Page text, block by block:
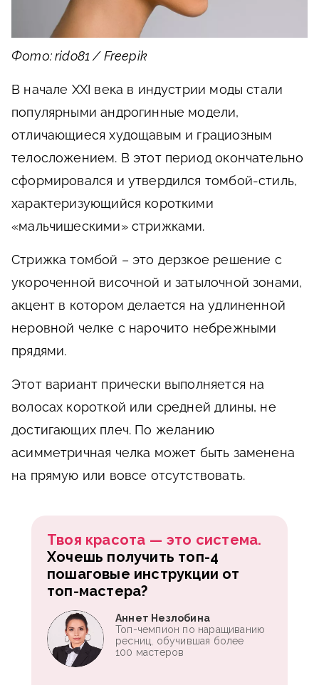
Фото: rido81 / Freepik
В начале XXI века в индустрии моды стали
популярными андрогинные модели,
отличающиеся худощавым и грациозным
телосложением. В этот период окончательно
сформировался и утвердился томбой-стиль,
характеризующийся короткими
«мальчишескими» стрижками.
Стрижка томбой – это дерзкое решение с
укороченной височной и затылочной зонами,
акцент в котором делается на удлиненной
неровной челке с нарочито небрежными
прядями.
Этот вариант прически выполняется на
волосах короткой или средней длины, не
достигающих плеч. По желанию
асимметричная челка может быть заменена
на прямую или вовсе отсутствовать.
Твоя красота — это система.
Хочешь получить топ-4
пошаговые инструкции от
топ-мастера?
Аннет Незлобина
Топ-чемпион по наращиванию
ресниц, обучившая более
100 мастеров